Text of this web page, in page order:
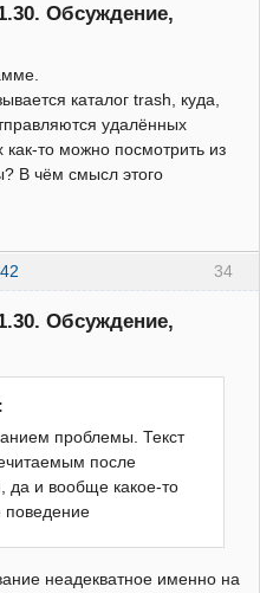
Обсуждение,
каталог trash, куда,
удалённых
как-то можно посмотрить из
В чём смысл этого
34
Обсуждение,
проблемы. Текст
после
да и вообще какое-то
поведение
неадекватное именно на